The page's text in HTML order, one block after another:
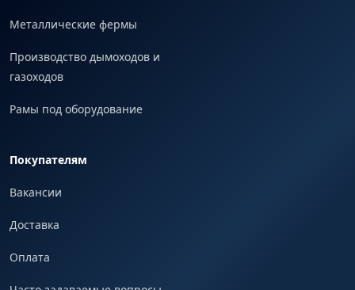
Металлические фермы
Производство дымоходов и
газоходов
Рамы под оборудование
Покупателям
Вакансии
Доставка
Оплата